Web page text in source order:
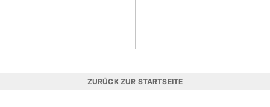
ZURÜCK ZUR STARTSEITE